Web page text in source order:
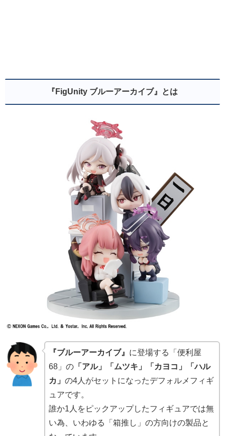
『 FigUnity ブルーアーカイブ』とは
『ブルーアーカイブ』 に登場する「便利屋
68」の 「アル」「ムツキ」「カヨコ」「ハル
カ」の4人がセットになったデフォルメフィギ
ュアです。
誰か1人をピックアップしたフィギュアでは無
い為、いわゆる「箱推し」の方向けの製品と